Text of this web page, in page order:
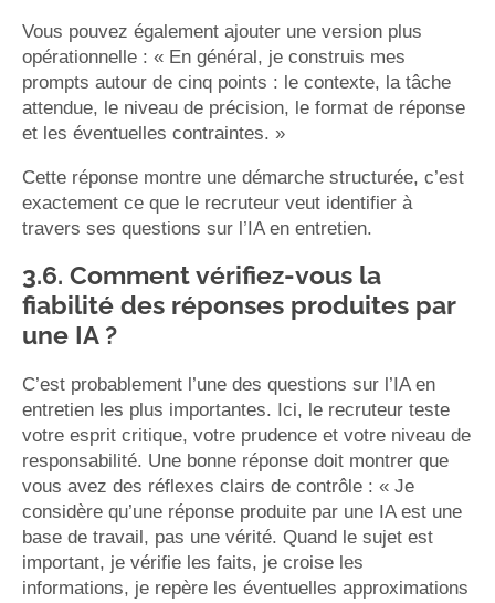
Vous pouvez également ajouter une version plus
opérationnelle : « En général, je construis mes
prompts autour de cinq points : le contexte, la tâche
attendue, le niveau de précision, le format de réponse
et les éventuelles contraintes. »
Cette réponse montre une démarche structurée, c’est
exactement ce que le recruteur veut identifier à
travers ses questions sur l’IA en entretien.
3.6. Comment vérifiez-vous la
fiabilité des réponses produites par
une IA ?
C’est probablement l’une des questions sur l’IA en
entretien les plus importantes. Ici, le recruteur teste
votre esprit critique, votre prudence et votre niveau de
responsabilité. Une bonne réponse doit montrer que
vous avez des réflexes clairs de contrôle : « Je
considère qu’une réponse produite par une IA est une
base de travail, pas une vérité. Quand le sujet est
important, je vérifie les faits, je croise les
informations, je repère les éventuelles approximations